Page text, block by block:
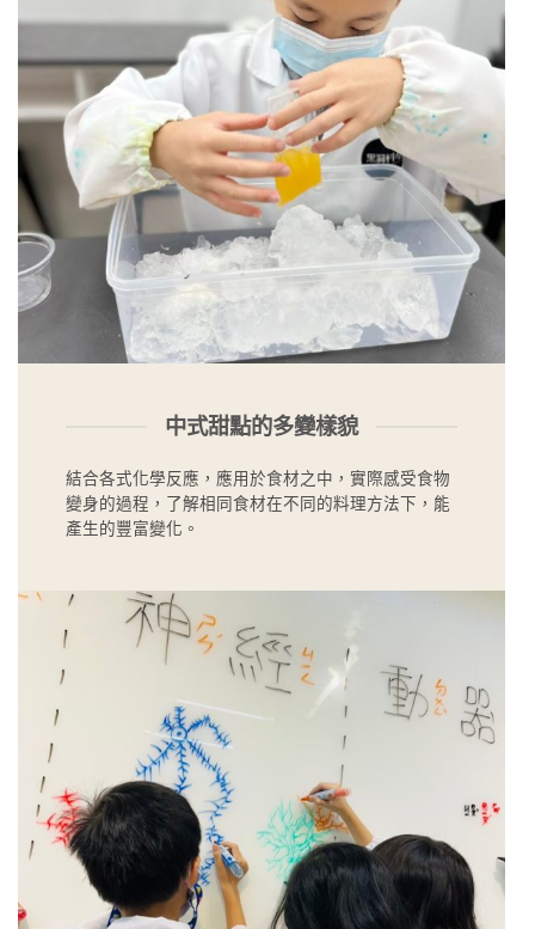
中式甜點的多變樣貌
結合各式化學反應，應用於食材之中，實際感受食物
變身的過程，了解相同食材在不同的料理方法下，能
產生的豐富變化。